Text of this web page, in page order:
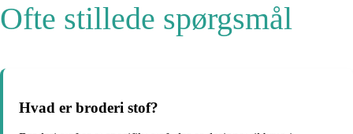
Ofte stillede spørgsmål
Hvad er broderi stof?